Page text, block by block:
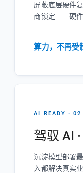
屏蔽底层硬件
商锁定 —— 硬件
算力，不再受
AI READY · 02
驾驭 AI
沉淀模型部署
入都解决真实